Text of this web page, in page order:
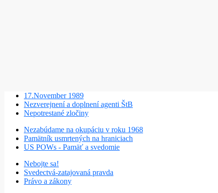
17.November 1989
Nezverejnení a doplnení agenti ŠtB
Nepotrestané zločiny
Nezabúdame na okupáciu v roku 1968
Pamätník usmrtených na hraniciach
US POWs - Pamäť a svedomie
Nebojte sa!
Svedectvá-zatajovaná pravda
Právo a zákony